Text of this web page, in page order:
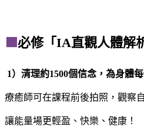
必修「IA直觀人體解
1）清理約1500個信念，為身體
療癒師可在課程前後拍照，觀察
讓能量場更輕盈、快樂、健康！